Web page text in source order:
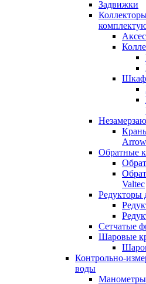
Задвижки
Обратные
Valtec
Редукторы
Сетчатые
Шаровые
Контрольно-
воды
Манометры